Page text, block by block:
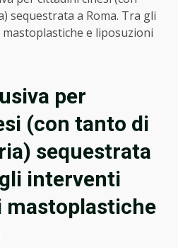
sequestrata a Roma. Tra gli
e liposuzioni
per
(con tanto di
sequestrata
interventi
mastoplastiche